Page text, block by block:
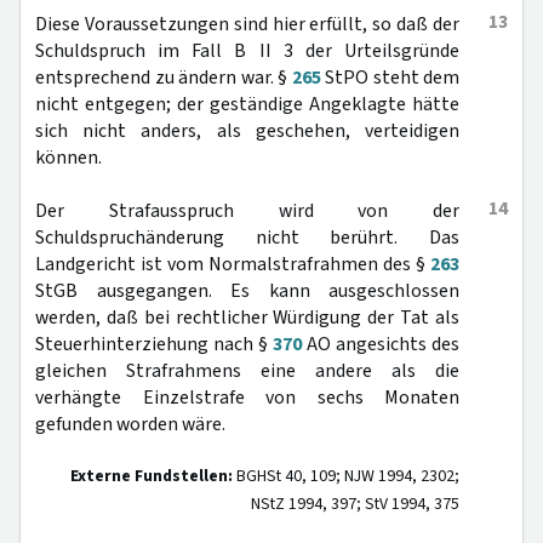
13
Diese Voraussetzungen sind hier erfüllt, so daß der
Schuldspruch im Fall B II 3 der Urteilsgründe
entsprechend zu ändern war. § 265StPO steht dem
nicht entgegen; der geständige Angeklagte hätte
sich nicht anders, als geschehen, verteidigen
können.
14
Der Strafausspruch wird von der
Schuldspruchänderung nicht berührt. Das
Landgericht ist vom Normalstrafrahmen des § 263
StGB ausgegangen. Es kann ausgeschlossen
werden, daß bei rechtlicher Würdigung der Tat als
Steuerhinterziehung nach § 370AO angesichts des
gleichen Strafrahmens eine andere als die
verhängte Einzelstrafe von sechs Monaten
gefunden worden wäre.
Externe Fundstellen: BGHSt 40, 109; NJW 1994, 2302;
NStZ 1994, 397; StV 1994, 375